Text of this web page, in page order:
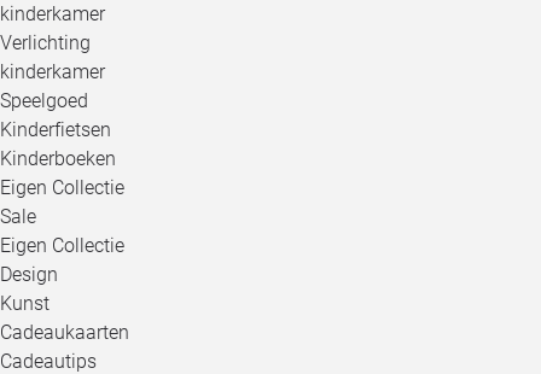
kinderkamer
Verlichting
kinderkamer
Speelgoed
Kinderfietsen
Kinderboeken
Eigen Collectie
Sale
Eigen Collectie
Design
Kunst
Cadeaukaarten
Cadeautips